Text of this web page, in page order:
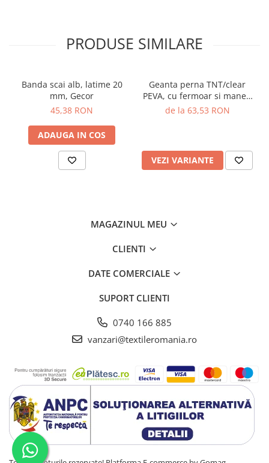
PRODUSE SIMILARE
Banda scai alb, latime 20
mm, Gecor
45,38 RON
ADAUGA IN COS
Geanta perna TNT/clear
PEVA, cu fermoar si maner,
80 microni, Gecor
de la 63,53 RON
VEZI VARIANTE
MAGAZINUL MEU
CLIENTI
DATE COMERCIALE
SUPORT CLIENTI
0740 166 885
vanzari@textileromania.ro